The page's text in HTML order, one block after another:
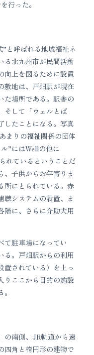
行った。
と呼ばれる地域福祉ネ
る北九州市が民間活動
向上を図るために設置
敷地は、戸畑駅が現在
た場所である。駅舎の
そして「ウェルとば
したことになる。写真
まりの福祉関係の団体
”にはWellの他に
れているということだ
、子供からお年寄りま
所にとられている。赤
聴システムの設置、ま
階に、さらに介助犬用
て駐車場になってい
る。戸畑駅からの利用
置されている）を上っ
りここから目的の施設
の南側、JR軌道から遠
四角と楕円形の建物で